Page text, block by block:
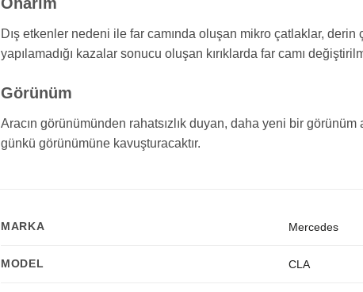
Dış etkenler nedeni ile far camında oluşan mikro çatlaklar, derin
yapılamadığı kazalar sonucu oluşan kırıklarda far camı
Görünüm
Aracın görünümünden rahatsızlık duyan, daha yeni bir görünüm
günkü görünümüne kavuşturacaktır.
MARKA Mercedes
MODEL CLA